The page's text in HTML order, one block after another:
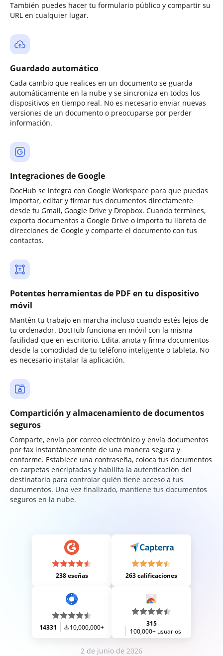
También puedes hacer tu formulario público y compartir su
URL en cualquier lugar.
Guardado automático
Cada cambio que realices en un documento se guarda
automáticamente en la nube y se sincroniza en todos los
dispositivos en tiempo real. No es necesario enviar nuevas
versiones de un documento o preocuparse por perder
información.
Integraciones de Google
DocHub se integra con Google Workspace para que puedas
importar, editar y firmar tus documentos directamente
desde tu Gmail, Google Drive y Dropbox. Cuando termines,
exporta documentos a Google Drive o importa tu libreta de
direcciones de Google y comparte el documento con tus
contactos.
Potentes herramientas de PDF en tu dispositivo
móvil
Mantén tu trabajo en marcha incluso cuando estés lejos de
tu ordenador. DocHub funciona en móvil con la misma
facilidad que en escritorio. Edita, anota y firma documentos
desde la comodidad de tu teléfono inteligente o tableta. No
es necesario instalar la aplicación.
Compartición y almacenamiento de documentos
seguros
Comparte, envía por correo electrónico y envía documentos
por fax instantáneamente de una manera segura y
conforme. Establece una contraseña, coloca tus documentos
en carpetas encriptadas y habilita la autenticación del
destinatario para controlar quién tiene acceso a tus
documentos. Una vez finalizado, mantiene tus documentos
seguros en la nube.
238 eseñas 263 calificaciones
14331 10,000,000+
315
100,000+ usuarios
2 de junio de 2026